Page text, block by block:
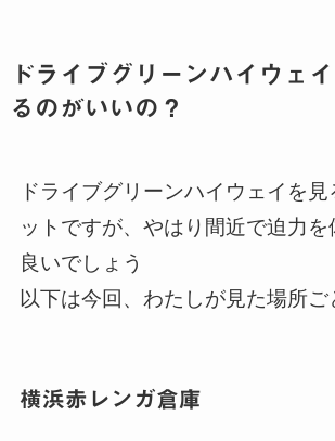
ドライブグリーンハイウェ
るのがいいの？
ドライブグリーンハイウェイを
ットですが、やはり間近で迫力
良いでしょう
以下は今回、わたしが見た場所ご
横浜赤レンガ倉庫